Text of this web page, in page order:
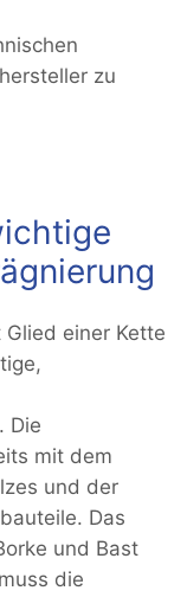
zu
einer Kette
Die
mit dem
und der
Das
und Bast
die